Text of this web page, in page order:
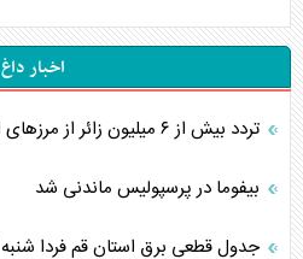
اخبار داغ
تردد بیش از ۶ میلیون زائر از مرزهای اربعینی کشور
بیفوما در پرسپولیس ماندنی شد